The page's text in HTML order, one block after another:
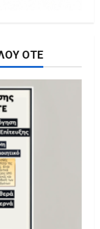
ΟΤΕ